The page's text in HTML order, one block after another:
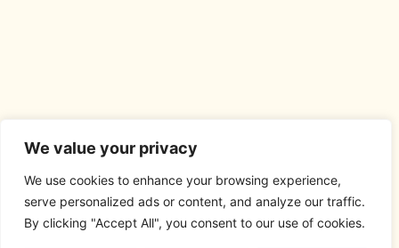
We value your privacy
We use cookies to enhance your browsing experience,
serve personalized ads or content, and analyze our traffic.
By clicking "Accept All", you consent to our use of cookies.